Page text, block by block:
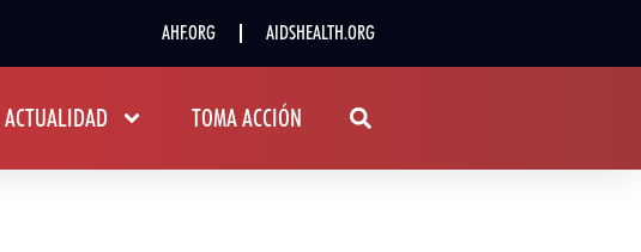
AHF.ORG AIDSHEALTH.ORG
ACTUALIDAD TOMA ACCIÓN